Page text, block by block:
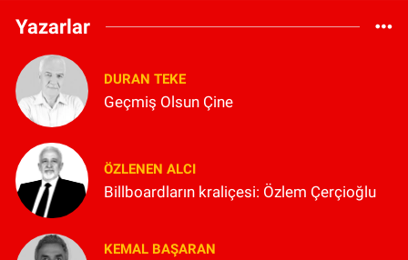
Yazarlar
DURAN TEKE
Geçmiş Olsun Çine
ÖZLENEN ALCI
Billboardların kraliçesi: Özlem Çerçioğlu
KEMAL BAŞARAN